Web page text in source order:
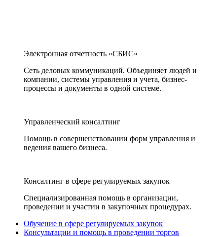
Электронная отчетность «СБИС»
Сеть деловых коммуникаций. Объединяет людей и
компании, системы управления и учета, бизнес-
процессы и документы в одной системе.
Управленческий консалтинг
Помощь в совершенствовании форм управления и
ведения вашего бизнеса.
Консалтинг в сфере регулируемых закупок
Специализированная помощь в организации,
проведении и участии в закупочных процедурах.
Обучение в сфере регулируемых закупок
Консультации и помощь в проведении торгов